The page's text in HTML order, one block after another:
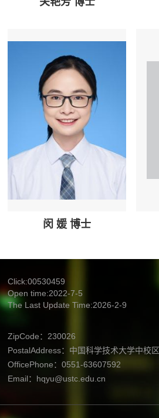
闵 媛 博士
Click:00530459
Open time:2022-7-5
The Last Update Time:2026-2-9
ZipCode： 230026
PostalAddress： 中国科学技术大学中校
OfficePhone：0551-63607592
Email： hqyu@ustc.edu.cn